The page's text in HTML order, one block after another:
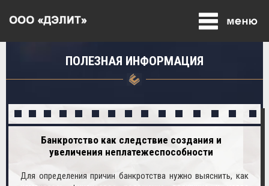
ПОЛЕЗНАЯ ИНФОРМАЦИЯ
Банкротство как следствие создания и
увеличения неплатежеспособности
Для определения причин банкротства нужно выяснить, как